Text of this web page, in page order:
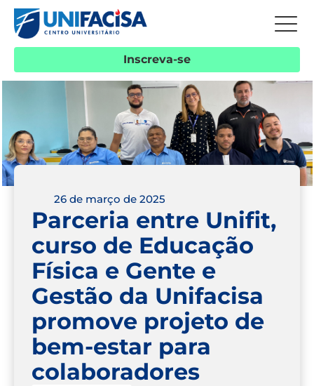
Inscreva-se
26 de março de 2025
Parceria entre Unifit,
curso de Educação
Física e Gente e
Gestão da Unifacisa
promove projeto de
bem-estar para
colaboradores